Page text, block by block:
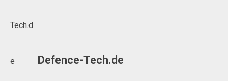
Defence-Tech.de